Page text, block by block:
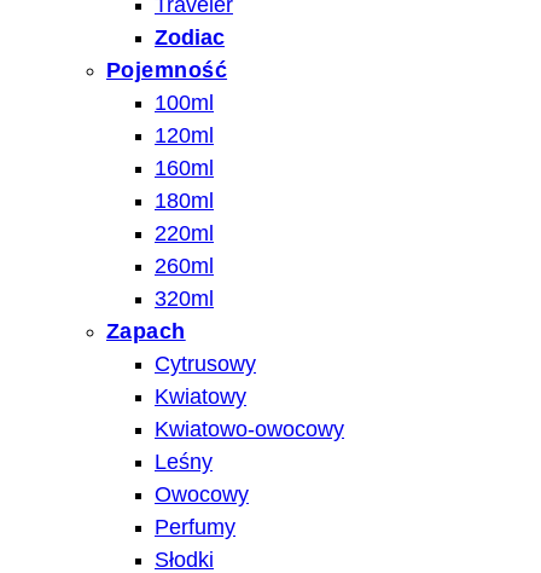
Traveler
Zodiac
Pojemność
100ml
120ml
160ml
180ml
220ml
260ml
320ml
Zapach
Cytrusowy
Kwiatowy
Kwiatowo-owocowy
Leśny
Owocowy
Perfumy
Słodki